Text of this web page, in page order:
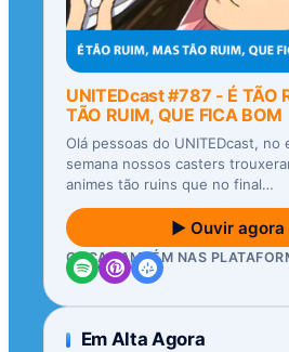
UNITEDcast #787 - É TÃO
TÃO RUIM, QUE FICA BOM
Olá pessoas do UNITEDcast, no
semana nossos casters
animes tão ruins que no final…
▶ Ouvir agora
OUÇA TAMBÉM NAS
Em Alta Agora